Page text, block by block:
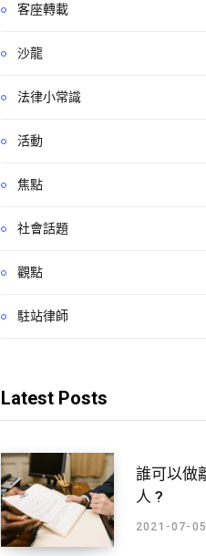
客座轉載
沙龍
法律小常識
活動
焦點
社會話題
觀點
駐站律師
Latest Posts
誰可以做
人 ?
2021-07-05